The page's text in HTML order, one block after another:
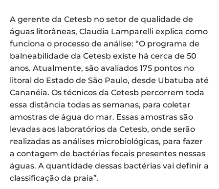
A gerente da Cetesb no setor de qualidade de
águas litorâneas, Claudia Lamparelli explica como
funciona o processo de análise: “O programa de
balneabilidade da Cetesb existe há cerca de 50
anos. Atualmente, são avaliados 175 pontos no
litoral do Estado de São Paulo, desde Ubatuba até
Cananéia. Os técnicos da Cetesb percorrem toda
essa distância todas as semanas, para coletar
amostras de água do mar. Essas amostras são
levadas aos laboratórios da Cetesb, onde serão
realizadas as análises microbiológicas, para fazer
a contagem de bactérias fecais presentes nessas
águas. A quantidade dessas bactérias vai definir a
classificação da praia”.